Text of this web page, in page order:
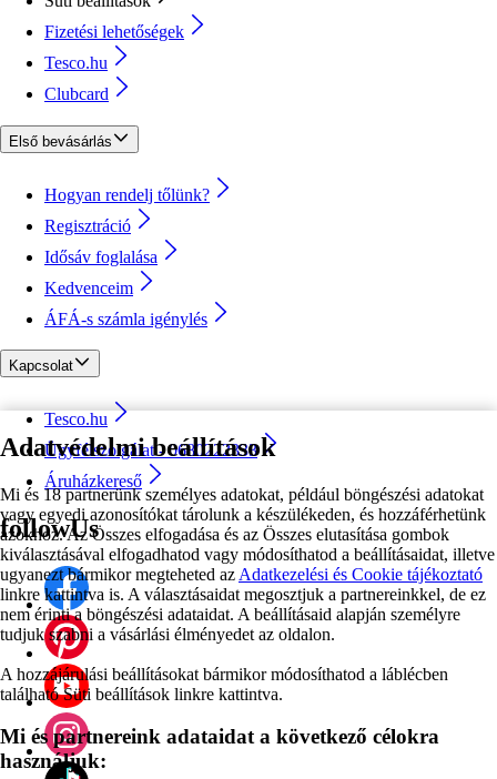
Adatvédelmi beállítások
Mi és 18 partnerünk személyes adatokat, például böngészési adatokat
vagy egyedi azonosítókat tárolunk a készülékeden, és hozzáférhetünk
azokhoz. Az Összes elfogadása és az Összes elutasítása gombok
kiválasztásával elfogadhatod vagy módosíthatod a beállításaidat, illetve
ugyanezt bármikor megteheted az Adatkezelési és Cookie tájékoztató
linkre kattintva is. A választásaidat megosztjuk a partnereinkkel, de ez
nem érinti a böngészési adataidat. A beállításaid alapján személyre
tudjuk szabni a vásárlási élményedet az oldalon.
A hozzájárulási beállításokat bármikor módosíthatod a láblécben
található Süti beállítások linkre kattintva.
Mi és partnereink adataidat a következő célokra
használjuk:
Fizetési lehetőségek
Tesco.hu
Clubcard
Első bevásárlás
Hogyan rendelj tőlünk?
Regisztráció
Idősáv foglalása
Kedvenceim
ÁFÁ-s számla igénylés
Kapcsolat
Tesco.hu
Ügyfélszolgálat - 0680222333
Áruházkereső
followUs